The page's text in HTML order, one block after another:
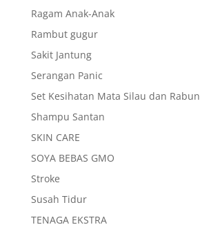
Ragam Anak-Anak
Rambut gugur
Sakit Jantung
Serangan Panic
Set Kesihatan Mata Silau dan Rabun
Shampu Santan
SKIN CARE
SOYA BEBAS GMO
Stroke
Susah Tidur
TENAGA EKSTRA